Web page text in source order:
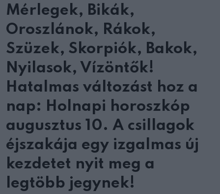
Mérlegek, Bikák,
Oroszlánok, Rákok,
Szüzek, Skorpiók, Bakok,
Nyilasok, Vízöntők!
Hatalmas változást hoz a
nap: Holnapi horoszkóp
augusztus 10. A csillagok
éjszakája egy izgalmas új
kezdetet nyit meg a
legtöbb jegynek!